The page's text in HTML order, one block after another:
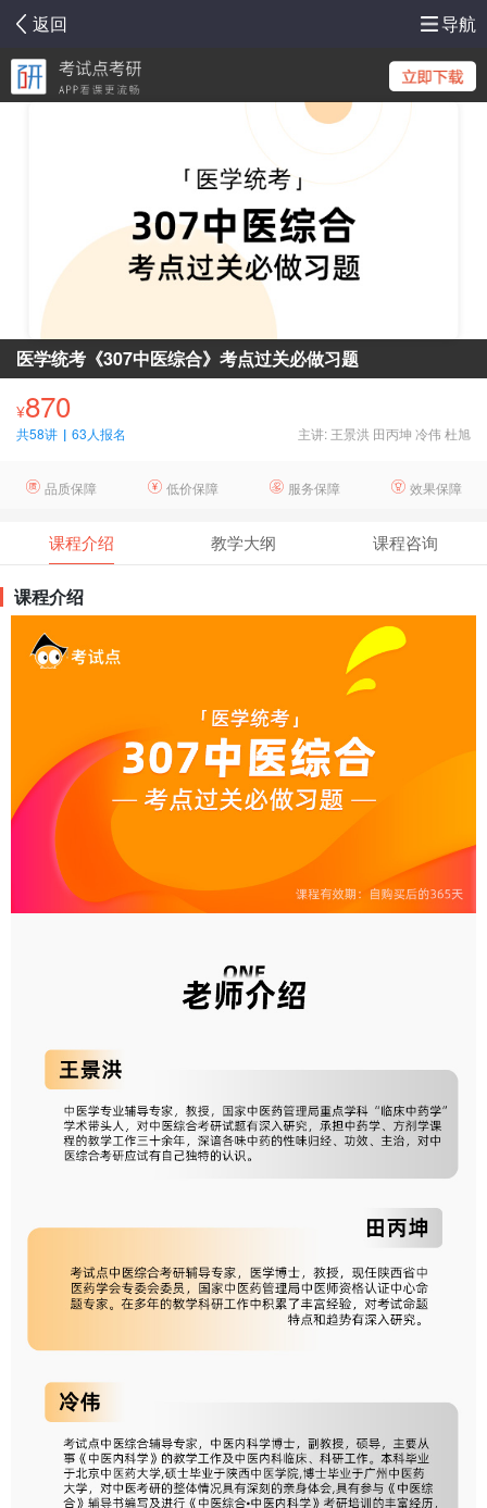
返回 导航
医学统考《307中医综合》考点过关必做习题
¥870
63人报名
共58讲 | 主讲: 王景洪 田丙坤 冷伟 杜旭
品质保障 低价保障 服务保障 效果保障
课程介绍 教学大纲 课程咨询
课程介绍